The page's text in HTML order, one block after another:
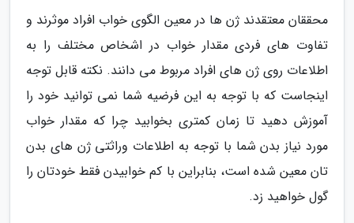
محققان معتقدند ژن ها در معین الگوی خواب افراد موثرند و
تفاوت های فردی مقدار خواب در اشخاص مختلف را به
اطلاعات روی ژن های افراد مربوط می دانند. نکته قابل توجه
اینجاست که با توجه به این فرضیه شما نمی توانید خود را
آموزش دهید تا زمان کمتری بخوابید چرا که مقدار خواب
مورد نیاز بدن شما با توجه به اطلاعات وراثتی ژن های بدن
تان معین شده است، بنابراین با کم خوابیدن فقط خودتان را
گول خواهید زد.